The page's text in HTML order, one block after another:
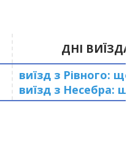
ДНІ ВИЇЗДА
виїзд з Рівного:
виїзд з Несебра: